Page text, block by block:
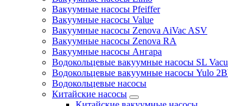
Вакуумные насосы Pfeiffer
Вакуумные насосы Value
Вакуумные насосы Zenova AiVac ASV
Вакуумные насосы Zenova RA
Вакуумные насосы Ангара
Водокольцевые вакуумные насосы SL
Водокольцевые вакуумные насосы Yulo
Водокольцевые насосы
Китайские насосы